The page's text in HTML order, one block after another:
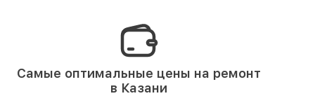
Самые оптимальные цены на ремонт
в Казани